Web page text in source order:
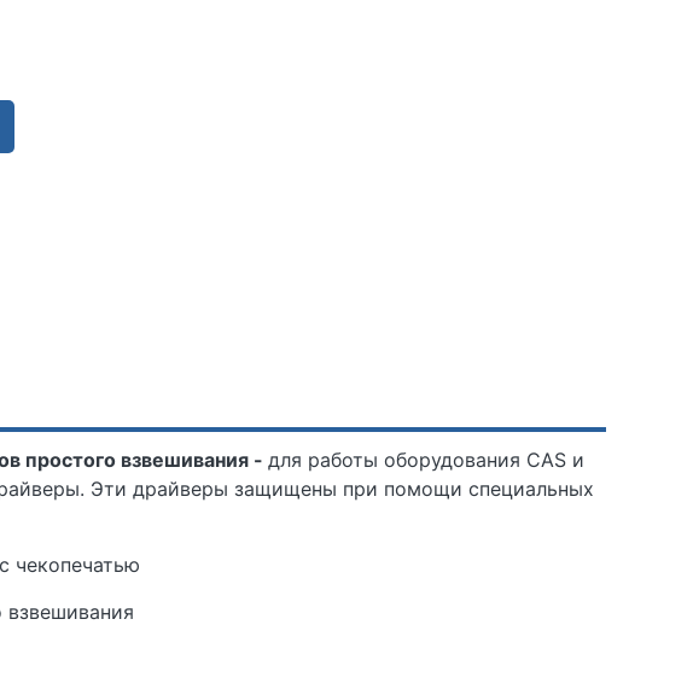
простого взвешивания - для работы оборудования CAS и
Эти драйверы защищены при помощи специальных
чекопечатью